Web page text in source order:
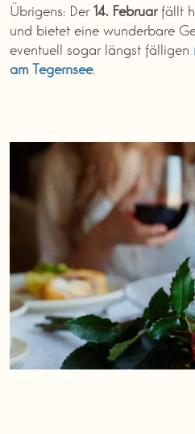
Übrigens: Der14. Februarfällt
und bietet eine wunderbare
eventuell sogar längst fälligen
am Tegernsee.